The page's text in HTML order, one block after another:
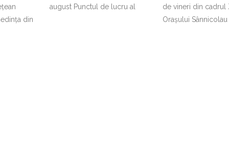
din
august Punctul de lucru al
de vineri din cadrul
Orașului Sânnicolau